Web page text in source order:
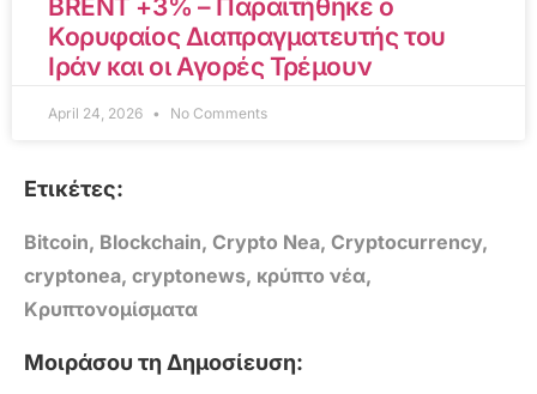
BRENT +3% – Παραιτήθηκε ο
Κορυφαίος Διαπραγματευτής του
Ιράν και οι Αγορές Τρέμουν
April 24, 2026 No Comments
Ετικέτες:
Bitcoin, Blockchain, Crypto Nea, Cryptocurrency,
cryptonea, cryptonews, κρύπτο νέα,
Κρυπτονομίσματα
Μοιράσου τη Δημοσίευση: